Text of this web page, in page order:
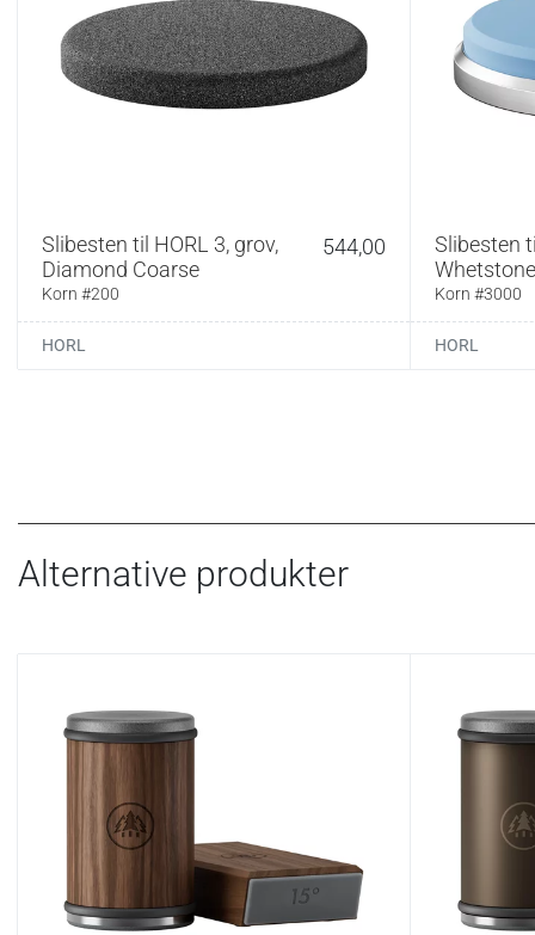
belagt med
(korn #1000).
de markerede
sikkert under
slibeskiverne med
finslibning.
Ved hyppig
meget sløve
Diamantskiven
nikkelbindingen.
vinkler på 15° og
HORL er et
det sydvestlige
guide til
Slibesten til HORL 3, grov,
Diamond Coarse
Korn #200
544,00
HORL
Slibesten
Korn #3000
HORL
Alternative produkter